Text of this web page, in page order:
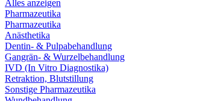
Alles anzeigen
Pharmazeutika
Pharmazeutika
Anästhetika
Dentin- & Pulpabehandlung
Gangrän- & Wurzelbehandlung
IVD (In Vitro Diagnostika)
Retraktion, Blutstillung
Sonstige Pharmazeutika